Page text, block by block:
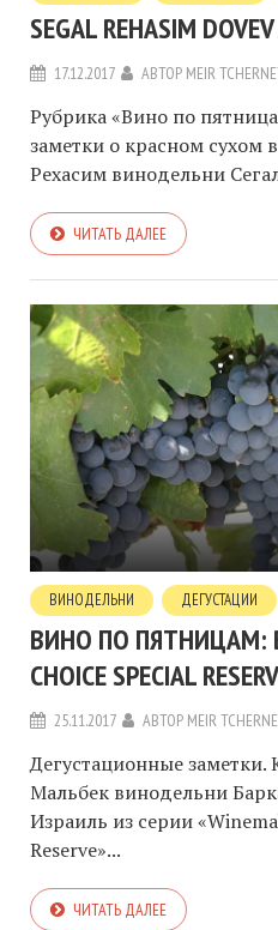
SEGAL REHASIM
17.12.2017 АВТОР MEIR
Рубрика «Вино по
заметки о красном сухом
Рехасим винодельни
ЧИТАТЬ ДАЛЕЕ
ВИНОДЕЛЬНИ ДЕГУСТАЦИИ
ВИНО ПО ПЯТНИЦАМ:
CHOICE SPECIAL
25.11.2017 АВТОР MEIR
Дегустационные заметки.
Мальбек винодельни
Израиль из серии
Reserve»...
ЧИТАТЬ ДАЛЕЕ